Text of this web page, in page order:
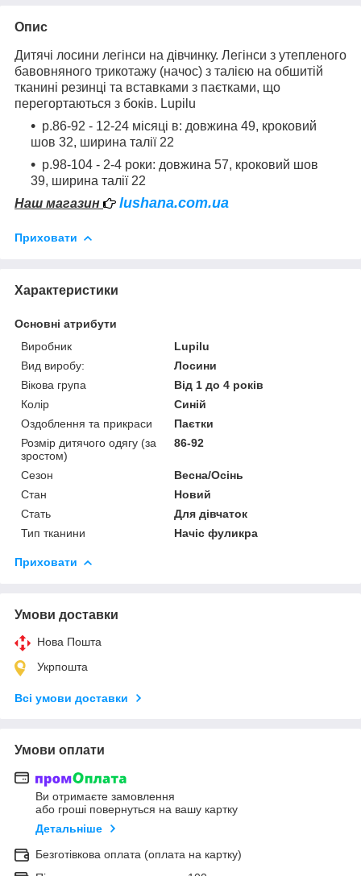
Опис
Дитячі лосини легінси на дівчинку. Легінси з утепленого
бавовняного трикотажу (начос) з талією на обшитій
тканині резинці та вставками з паєтками, що
перегортаються з боків. Lupilu
р.86-92 - 12-24 місяці в: довжина 49, кроковий
шов 32, ширина талії 22
р.98-104 - 2-4 роки: довжина 57, кроковий шов
39, ширина талії 22
Наш магазин
lushana.com.ua
Приховати
Характеристики
Основні атрибути
Виробник
Lupilu
Вид виробу:
Лосини
Вікова група
Від 1 до 4 років
Колір
Синій
Оздоблення та прикраси
Паєтки
Розмір дитячого одягу (за
зростом)
86-92
Сезон
Весна/Осінь
Стан
Новий
Стать
Для дівчаток
Тип тканини
Начіс фуликра
Приховати
Умови доставки
Нова Пошта
Укрпошта
Всі умови доставки
Умови оплати
Ви отримаєте замовлення
або гроші повернуться на вашу картку
Детальніше
Безготівкова оплата (оплата на картку)